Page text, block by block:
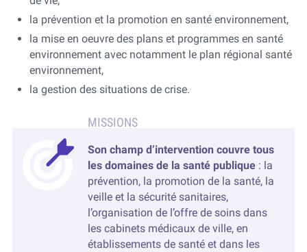
la prévention et la promotion en santé environnement,
la mise en oeuvre des plans et programmes en santé
environnement avec notamment le plan régional santé
environnement,
la gestion des situations de crise.
Son champ d’intervention couvre tous
les domaines de la santé publique : la
prévention, la promotion de la santé, la
veille et la sécurité sanitaires,
l’organisation de l’offre de soins dans
les cabinets médicaux de ville, en
établissements de santé et dans les